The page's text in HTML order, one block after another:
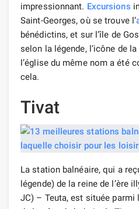
impressionnant. Excursions
Saint-Georges, où se trouve l’
bénédictins, et sur l’île de
selon la légende, l’icône de
l’église du même nom a été
cela.
Tivat
La station balnéaire, qui a
légende) de la reine de l’ère
JC) – Teuta, est située